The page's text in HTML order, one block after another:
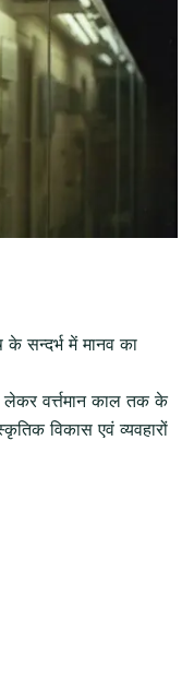
के सन्दर्भ में मानव का
लेकर वर्त्तमान काल तक के
विकास एवं व्यवहारों